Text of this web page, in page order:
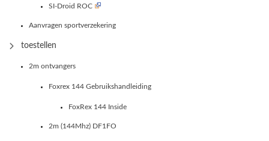
SI-Droid ROC
Aanvragen sportverzekering
toestellen
2m ontvangers
Foxrex 144 Gebruikshandleiding
FoxRex 144 Inside
2m (144Mhz) DF1FO